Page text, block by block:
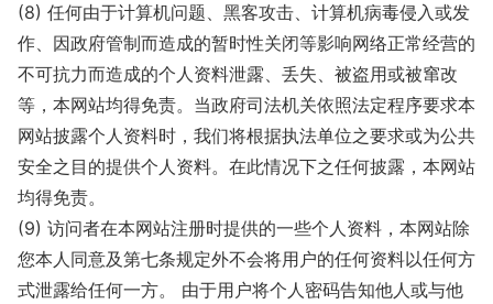
(8) 任何由于计算机问题、黑客攻击、计算机病毒侵入或发
作、因政府管制而造成的暂时性关闭等影响网络正常经营的
不可抗力而造成的个人资料泄露、丢失、被盗用或被窜改
等，本网站均得免责。当政府司法机关依照法定程序要求本
网站披露个人资料时，我们将根据执法单位之要求或为公共
安全之目的提供个人资料。在此情况下之任何披露，本网站
均得免责。
(9) 访问者在本网站注册时提供的一些个人资料，本网站除
您本人同意及第七条规定外不会将用户的任何资料以任何方
式泄露给任何一方。 由于用户将个人密码告知他人或与他